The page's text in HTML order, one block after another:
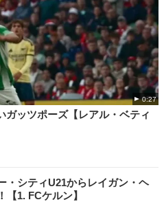
0:27
ガッツポーズ【レアル・ベティ
・シティU21からレイガン・ヘ
【1. FCケルン】